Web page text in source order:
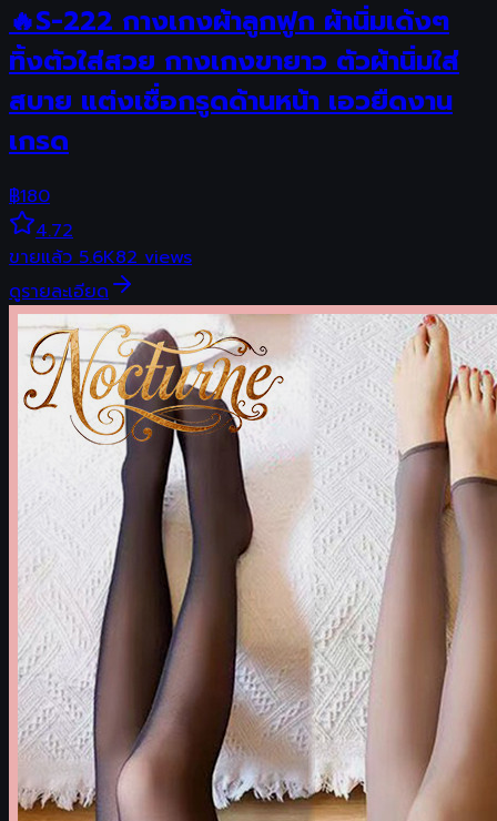
🔥S-222 กางเกงผ้าลูกฟูก ผ้านิ่มเด้งๆ
ทิ้งตัวใส่สวย กางเกงขายาว ตัวผ้านิ่มใส่
สบาย แต่งเชื่อกรูดด้านหน้า เอวยืดงาน
เกรด
฿180
4.72
ขายแล้ว5.6K82views
ดูรายละเอียด